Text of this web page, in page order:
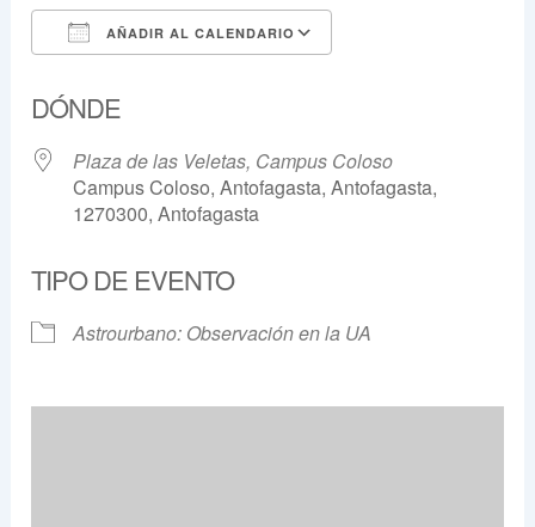
AÑADIR AL CALENDARIO
DÓNDE
Plaza de las Veletas, Campus Coloso
Campus Coloso, Antofagasta, Antofagasta,
1270300, Antofagasta
TIPO DE EVENTO
Astrourbano: Observación en la UA